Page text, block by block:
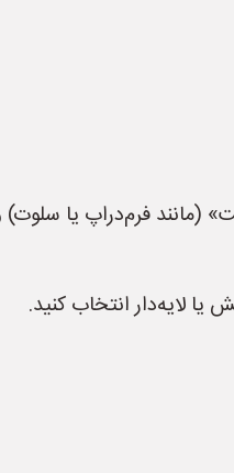
(مانند فرم‌دراپ یا
لایه‌دار انتخاب کنید.